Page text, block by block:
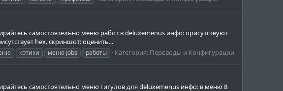
самостоятельно меню работ в deluxemenus инфо: присутствуют
hex. скриншот: оценить...
котики меню jobs работы Категория: Переводы и Конфигурации
самостоятельно меню титулов для deluxemenus инфо: в меню 8